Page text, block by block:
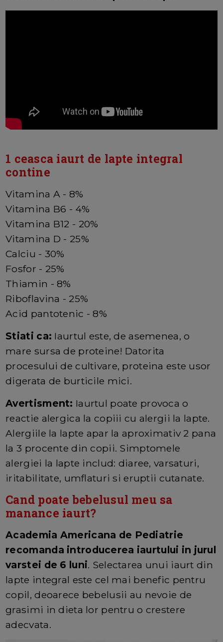
1 ceasca iaurt de lapte integral
contine
Vitamina A - 8%
Vitamina B6 - 4%
Vitamina B12 - 20%
Vitamina D - 25%
Calciu - 30%
Fosfor - 25%
Thiamin - 8%
Riboflavina - 25%
Acid pantotenic - 8%
Stiati ca: Iaurtul este, de asemenea, o
mare sursa de proteine! Datorita
procesului de cultivare, proteina este usor
digerata de burticile mici.
Avertisment: Iaurtul poate provoca o
reactie alergica la copiii cu alergii la lapte.
Alergiile la lapte apar la aproximativ 2 pana
la 3 procente din copii. Simptomele
alergiei la lapte includ: diaree, varsaturi,
iritabilitate, umflaturi si eruptii cutanate.
Cand poate bebelusul meu sa
manance iaurt?
Academia Americana de Pediatrie
recomanda introducerea iaurtului in jurul
varstei de 6 luni. Selectarea unui iaurt din
lapte integral este cel mai benefic pentru
copil, deoarece bebelusii au nevoie de
grasimi in dieta lor pentru o crestere
adecvata.